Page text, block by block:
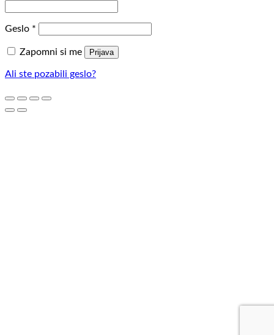
Geslo *
Zapomni si me Prijava
Ali ste pozabili geslo?